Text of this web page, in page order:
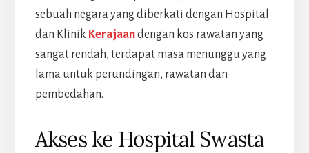
sebuah negara yang diberkati dengan Hospital
dan Klinik Kerajaandengan kos rawatan yang
sangat rendah, terdapat masa menunggu yang
lama untuk perundingan, rawatan dan
pembedahan.
Akses ke Hospital Swasta